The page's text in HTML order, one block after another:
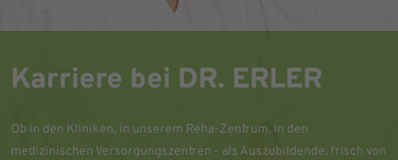
Karriere bei DR. ERLER
Ob in den Kliniken, in unserem Reha-Zentrum, in den
medizinischen Versorgungszentren - als Auszubildende, frisch von